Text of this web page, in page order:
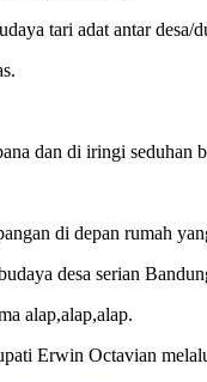
tari adat antar desa/
dan di iringi seduhan
di depan rumah
desa serian
alap,alap,alap.
Erwin Octavian